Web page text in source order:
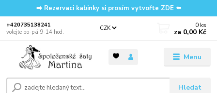
➡️ Rezervaci kabinky si prosím vytvořte ZDE ⬅️
Menu
CZK
Hledat
‭+420735138241
volejte po-pá 9-14 hod.
0 ks
za 0,00 Kč